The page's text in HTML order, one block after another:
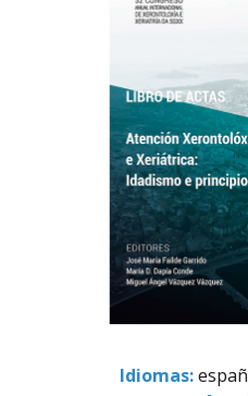
Idiomas: